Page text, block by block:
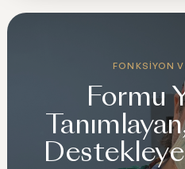
FONKSIYON
Formu